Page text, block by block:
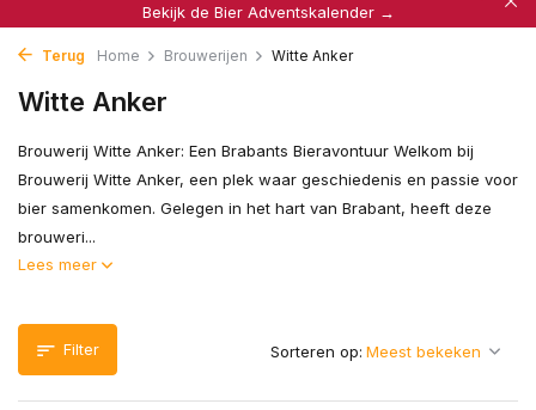
Bekijk de Bier Adventskalender →
Terug Home Brouwerijen Witte Anker
Witte Anker
Brouwerij Witte Anker: Een Brabants Bieravontuur Welkom bij
Brouwerij Witte Anker, een plek waar geschiedenis en passie voor
bier samenkomen. Gelegen in het hart van Brabant, heeft deze
brouweri...
Lees meer
Filter Sorteren op: